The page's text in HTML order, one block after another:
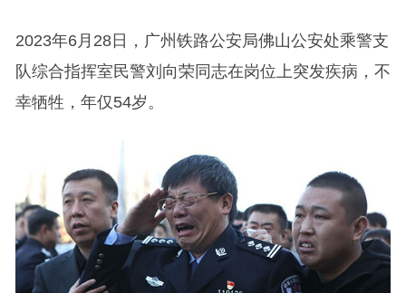
2023年6月28日，广州铁路公安局佛山公安处乘警支
队综合指挥室民警刘向荣同志在岗位上突发疾病，不
幸牺牲，年仅54岁。